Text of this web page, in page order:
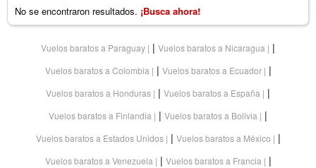
No se encontraron resultados. ¡Busca ahora!
Vuelos baratos a Paraguay | Vuelos baratos a Nicaragua |
Vuelos baratos a Colombia | Vuelos baratos a Ecuador |
Vuelos baratos a Honduras | Vuelos baratos a España |
Vuelos baratos a Finlandia | Vuelos baratos a Bolivia |
Vuelos baratos a Estados Unidos | Vuelos baratos a México |
Vuelos baratos a Venezuela | Vuelos baratos a Francia |